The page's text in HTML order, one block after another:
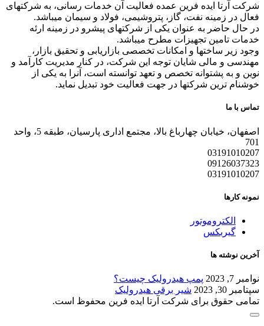
شرکت آرتا ایده فرین عمده فعالیت آن خدمات رسانی، به شرکتهای
فعال در زمینه نفت، گاز، پتروشیمی، فولاد و سیمان میباشد.
در حال حاضر به عنوان یکی از شرکتهای پیشرو در زمینه ارئه
خدمات تامین تجهیزات مطرح میباشد.
وجود زیر ساختها و امکانات تخصصی بازاریابی و تحقیق بازار،
مهندسی و مالی شایان توجه این شرکت، در کنار مدیریت کارآمد و
نوین و به پشتوانه تخصص و تعهد توانسته است، آنرا به یکی از
خوشنام ترین شرکتها در جهت فعالیت خود تبدیل نماید.
تماس با ما
اصفهان، خیابان چهارباغ بالا، مجتمع اداری پارسیان، طبقه 5، واحد
701
03191010207
09126037323
03191010207
نمونه کارها
الکتروموتور
گیربکس
آخرین نوشته ها
نوامبر 7, 2023
پمپ هیدرولیک چیست؟
سپتامبر 30, 2023
شیر برقی هیدرولیک
تمامی حقوق برای شرکت آرتا ایده فرین محفوظ است.